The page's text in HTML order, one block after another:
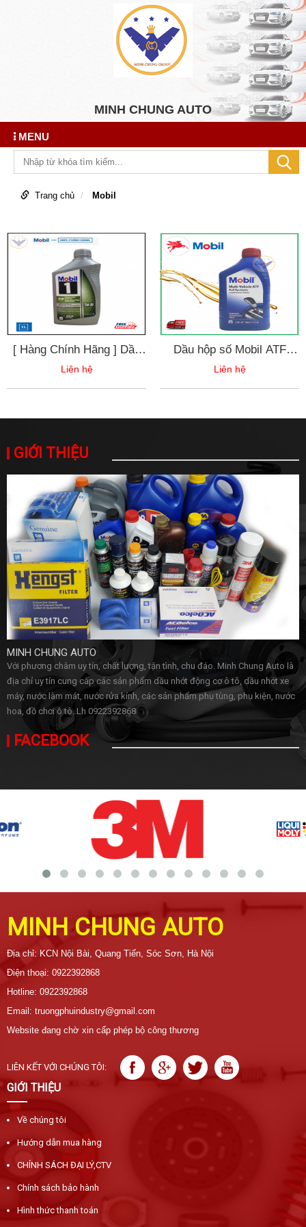
MINH CHUNG AUTO
MENU
Trang chủ Mobil
[ Hàng Chính Hãng ] Dầu
nhớt tổng hợp nhập khẩu
Liên hệ
Dầu hộp số Mobil ATF
Multi-Vehicle - 946ml
Liên hệ
GIỚI THIỆU
MINH CHUNG AUTO
Với phương châm uy tín, chất lượng, tận tình, chu đáo. Minh Chung Auto là
địa chỉ uy tín cung cấp các sản phẩm dầu nhớt động cơ ô tô, dầu nhớt xe
máy, nước làm mát, nước rửa kính, các sản phẩm phụ tùng, phụ kiện, nước
hoa, đồ chơi ô tô..Lh 0922392868
FACEBOOK
MINH CHUNG AUTO
Địa chỉ: KCN Nội Bài, Quang Tiến, Sóc Sơn, Hà Nội
Điện thoại: 0922392868
Hotline: 0922392868
Email: truongphuindustry@gmail.com
Website đang chờ xin cấp phép bộ công thương
LIÊN KẾT VỚI CHÚNG TÔI:
GIỚI THIỆU
Về chúng tôi
Hướng dẫn mua hàng
CHÍNH SÁCH ĐẠI LÝ,CTV
Chính sách bảo hành
Hình thức thanh toán